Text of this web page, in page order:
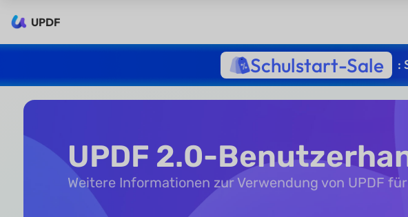
UPDF
Schulstart-Sale :
UPDF 2.0-
Weitere Informationen zur Verwendung von UPDF